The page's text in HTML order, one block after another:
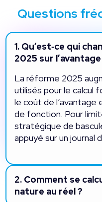
Questions
1. Qu’est‑ce qui
2025 sur
La réforme 2025
utilisés pour le calcul
le coût de l’avantage
de fonction. Pour
stratégique de
appuyé sur un journal
2. Comment se
nature au réel ?